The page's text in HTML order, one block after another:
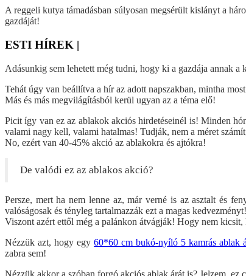
A reggeli kutya támadásban súlyosan megsérült kislányt a
gazdáját!
ESTI HÍREK |
Adásunkig sem lehetett még tudni, hogy ki a gazdája annak
Tehát úgy van beállítva a hír az adott napszakban, mintha
Más és más megvilágításból kerül ugyan az a téma elő!
Picit így van ez az ablakok akciós hirdetéseinél is! Minden
valami nagy kell, valami hatalmas! Tudják, nem a méret
No, ezért van 40-45% akció az ablakokra és ajtókra!
De valódi ez az ablakos akció?
Persze, mert ha nem lenne az, már verné is az asztalt és
valóságosak és tényleg tartalmazzák ezt a magas kedvezményt!
Viszont azért ettől még a palánkon átvágják! Hogy nem
Nézzük azt, hogy egy60*60 cm bukó-nyíló 5 kamrás ablak
zabra sem!
Nézzük akkor a szóban forgó akciós ablak árát is? Jelzem,